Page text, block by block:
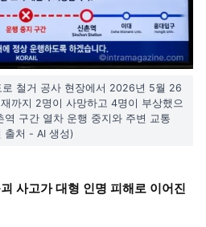
철거 공사 현장에서 2026년 5월 26
까지 2명이 사망하고 4명이 부상했으
구간 열차 운행 중지와 주변 교통
출처 - AI 생성)
사고가 대형 인명 피해로 이어진